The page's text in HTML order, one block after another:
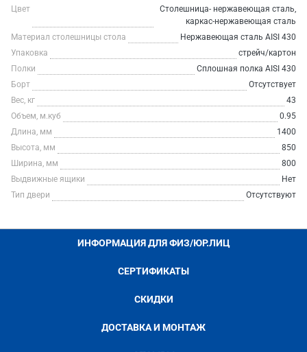
Цвет
Столешница- нержавеющая сталь,
каркас-нержавеющая сталь
Материал столешницы стола
Нержавеющая сталь AISI 430
Упаковка
стрейч/картон
Полки
Сплошная полка AISI 430
Борт
Отсутствует
Вес, кг
43
Объем, м.куб
0.95
Длина, мм
1400
Высота, мм
850
Ширина, мм
800
Выдвижные ящики
Нет
Тип двери
Отсутствуют
ИНФОРМАЦИЯ ДЛЯ ФИЗ/ЮР.ЛИЦ
СЕРТИФИКАТЫ
СКИДКИ
ДОСТАВКА И МОНТАЖ